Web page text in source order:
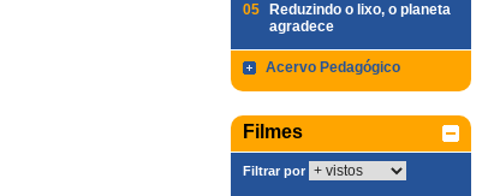
05
Reduzindo o lixo, o planeta
agradece
Acervo Pedagógico
Filmes
Filtrar por